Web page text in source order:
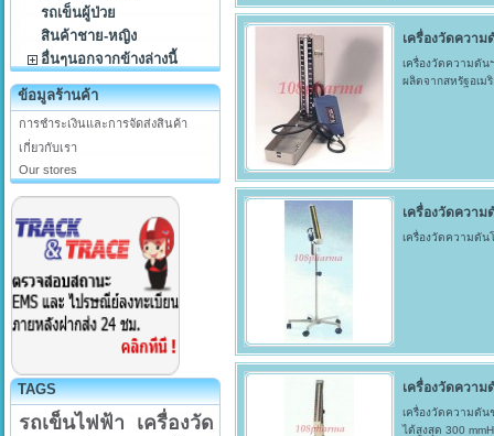
รถเข็นผู้ป่วย
สินค้าชาย-หญิง
อื่นๆนอกจากข้างล่างนี้
ข้อมูลร้านค้า
การชำระเงินและการจัดส่งสินค้า
เกี่ยวกับเรา
Our stores
TAGS
รถเข็นไฟฟ้า
เครื่องวัด
เครื่องวัดควา
เครื่องวัดความดัน
ผลิตจากสหรัฐอเม
เครื่องวัดความ
เครื่องวัดความดั
เครื่องวัดควา
เครื่องวัดความดั
ได้สูงสุด 300